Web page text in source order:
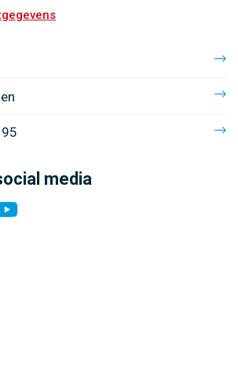
media